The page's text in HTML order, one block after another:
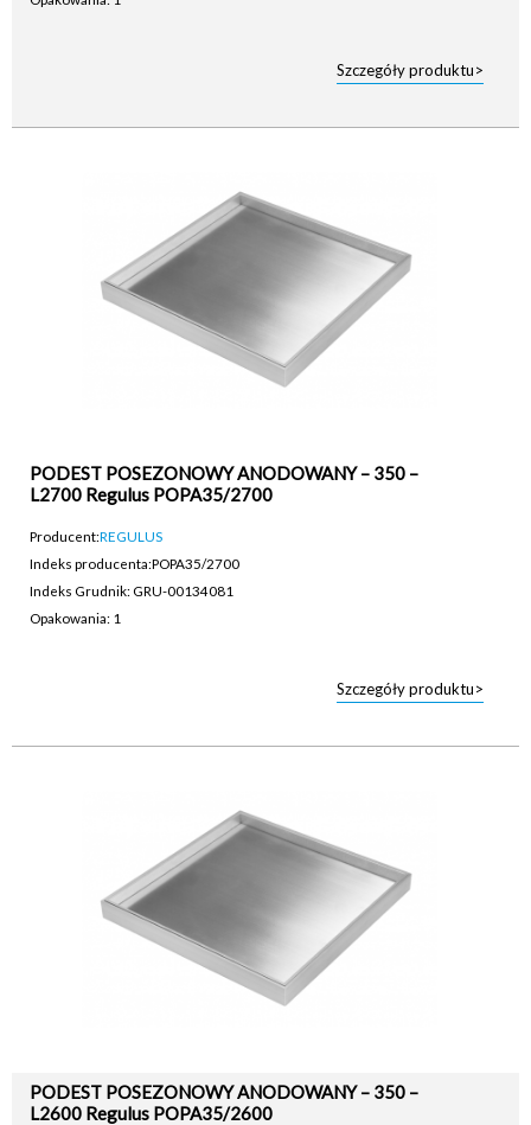
Szczegóły produktu>
PODEST POSEZONOWY ANODOWANY – 350 –
L2700 Regulus POPA35/2700
Producent:REGULUS
Indeks producenta:POPA35/2700
Indeks Grudnik: GRU-00134081
Opakowania: 1
Szczegóły produktu>
PODEST POSEZONOWY ANODOWANY – 350 –
L2600 Regulus POPA35/2600